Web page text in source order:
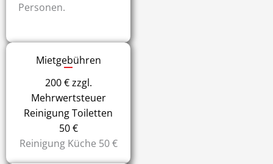
Personen.
Mietgebühren
200 € zzgl.
Mehrwertsteuer
Reinigung Toiletten
50 €
Reinigung Küche 50 €